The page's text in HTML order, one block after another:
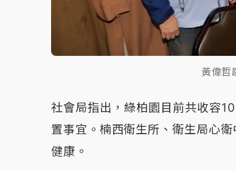
黃偉哲
社會局指出，綠柏園目前共收容
置事宜。楠西衛生所、衛生局心
健康。